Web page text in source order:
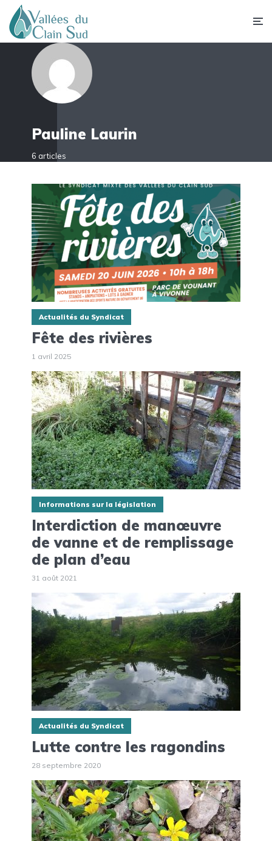
Pauline Laurin
6 articles
Actualités du Syndicat
Fête des rivières
1 avril 2025
Informations sur la législation
Interdiction de manœuvre
de vanne et de remplissage
de plan d’eau
31 août 2021
Actualités du Syndicat
Lutte contre les ragondins
28 septembre 2020